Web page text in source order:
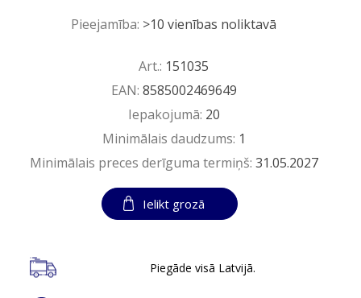
Pieejamība: >10 vienības noliktavā
Art.: 151035
EAN: 8585002469649
Iepakojumā: 20
Minimālais daudzums: 1
Minimālais preces derīguma termiņš: 31.05.2027
Ielikt grozā
Piegāde visā Latvijā.